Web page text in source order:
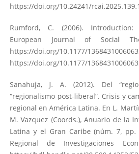
https://doi.org/10.24241/
Rumford, C. (2006).
European Journal of Social
https://doi.org/10.1177/
https://doi.org/10.1177/
Sanahuja, J. A. (2012). Del
“regionalismo post-liberal”. Crisis y
regional en América Latina. En L.
M. Vazquez (Coords.), Anuario de la
Latina y el Gran Caribe (núm. 7, pp.
Regional de Investigaciones